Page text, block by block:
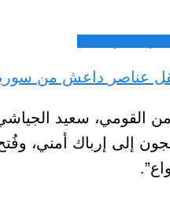
عناصر داعش من
القومي، سعيد
إلى إرباك أمني،